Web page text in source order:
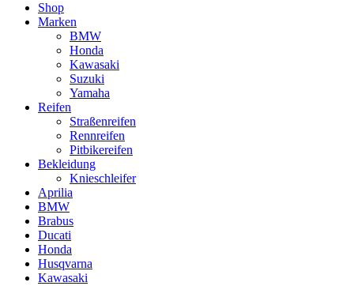
Shop
Marken
BMW
Honda
Kawasaki
Suzuki
Yamaha
Reifen
Straßenreifen
Rennreifen
Pitbikereifen
Bekleidung
Knieschleifer
Aprilia
BMW
Brabus
Ducati
Honda
Husqvarna
Kawasaki